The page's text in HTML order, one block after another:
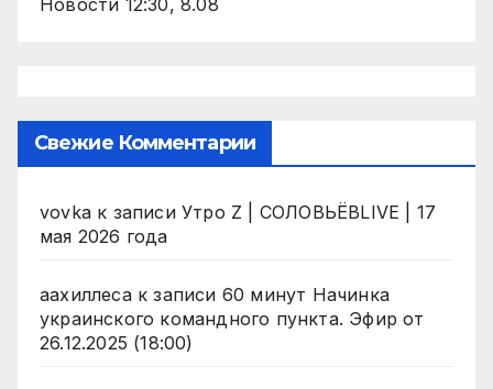
Новости 12:30, 8.08
Свежие Комментарии
vovka к записи Утро Z | СОЛОВЬЁВLIVE | 17
мая 2026 года
аахиллесак записи 60 минут Начинка
украинского командного пункта. Эфир от
26.12.2025 (18:00)